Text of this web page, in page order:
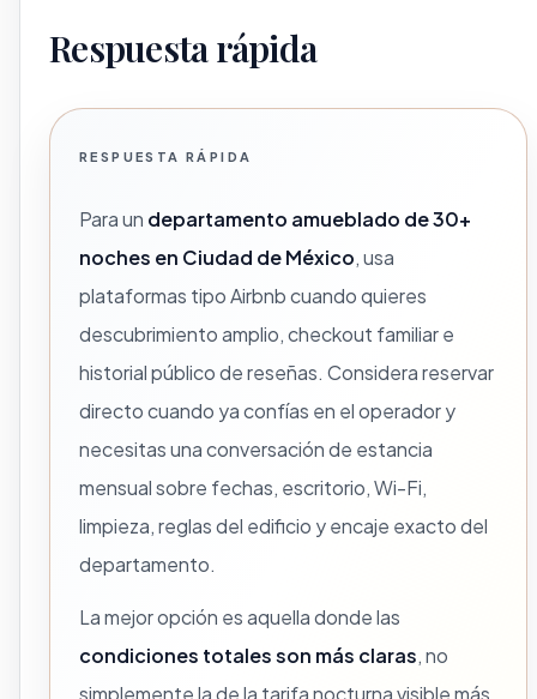
Respuesta rápida
RESPUESTA RÁPIDA
Para un departamento amueblado de 30+
noches en Ciudad de México, usa
plataformas tipo Airbnb cuando quieres
descubrimiento amplio, checkout familiar e
historial público de reseñas. Considera reservar
directo cuando ya confías en el operador y
necesitas una conversación de estancia
mensual sobre fechas, escritorio, Wi-Fi,
limpieza, reglas del edificio y encaje exacto del
departamento.
La mejor opción es aquella donde las
condiciones totales son más claras, no
simplemente la de la tarifa nocturna visible más